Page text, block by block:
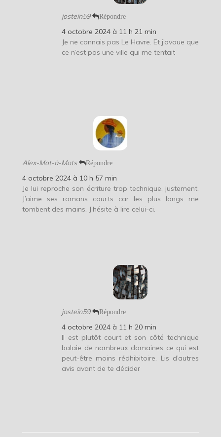
jostein59 Répondre
4 octobre 2024 à 11 h 21 min
Je ne connais pas Le Havre. Et j’avoue que
ce n’est pas une ville qui me tentait
Alex-Mot-à-Mots Répondre
4 octobre 2024 à 10 h 57 min
Je lui reproche son écriture trop technique, justement.
J’aime ses romans courts car les plus longs me
tombent des mains. J’hésite à lire celui-ci.
jostein59 Répondre
4 octobre 2024 à 11 h 20 min
Il est plutôt court et son côté technique
balaie de nombreux domaines ce qui est
peut-être moins rédhibitoire. Lis d’autres
avis avant de te décider